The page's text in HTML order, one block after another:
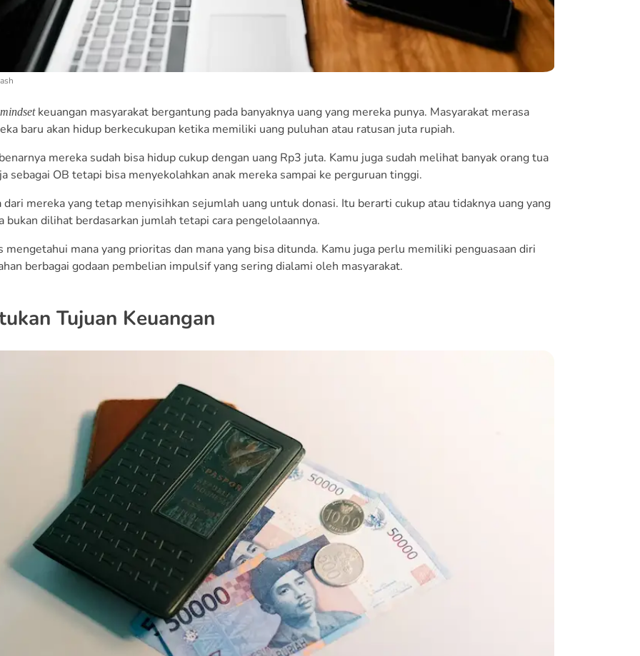
mindsetkeuangan masyarakat bergantung pada banyaknya uang yang mereka punya. Masyarakat merasa
baru akan hidup berkecukupan ketika memiliki uang puluhan atau ratusan juta rupiah.
mereka sudah bisa hidup cukup dengan uang Rp3 juta. Kamu juga sudah melihat banyak orang tua
sebagai OB tetapi bisa menyekolahkan anak mereka sampai ke perguruan tinggi.
dari mereka yang tetap menyisihkan sejumlah uang untuk donasi. Itu berarti cukup atau tidaknya uang yang
bukan dilihat berdasarkan jumlah tetapi cara pengelolaannya.
mengetahui mana yang prioritas dan mana yang bisa ditunda. Kamu juga perlu memiliki penguasaan diri
berbagai godaan pembelian impulsif yang sering dialami oleh masyarakat.
Tujuan Keuangan